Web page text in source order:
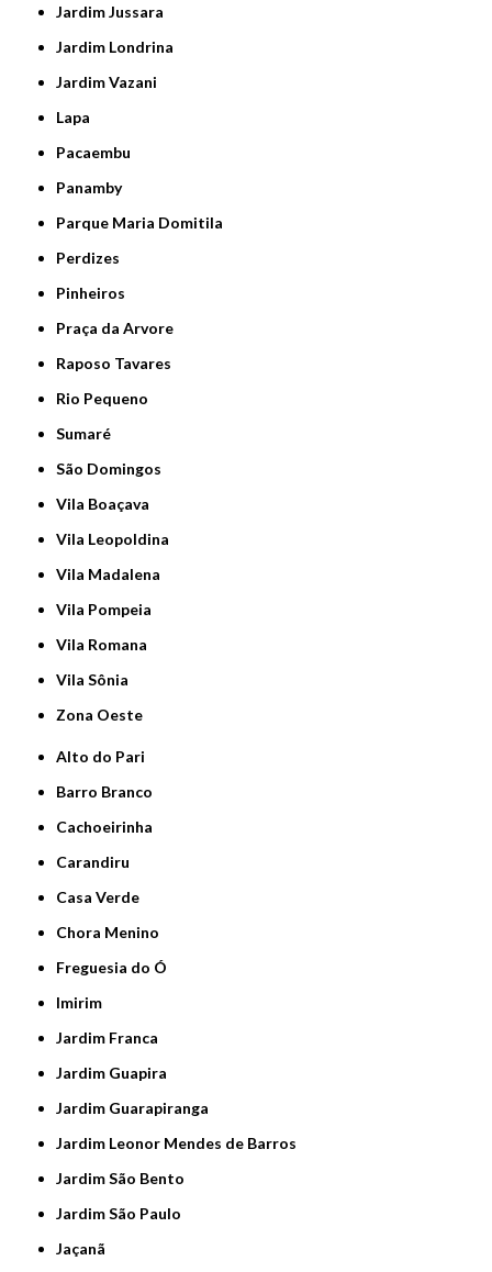
Jardim Jussara
Jardim Londrina
Jardim Vazani
Lapa
Pacaembu
Panamby
Parque Maria Domitila
Perdizes
Pinheiros
Praça da Arvore
Raposo Tavares
Rio Pequeno
Sumaré
São Domingos
Vila Boaçava
Vila Leopoldina
Vila Madalena
Vila Pompeia
Vila Romana
Vila Sônia
Zona Oeste
Alto do Pari
Barro Branco
Cachoeirinha
Carandiru
Casa Verde
Chora Menino
Freguesia do Ó
Imirim
Jardim Franca
Jardim Guapira
Jardim Guarapiranga
Jardim Leonor Mendes de Barros
Jardim São Bento
Jardim São Paulo
Jaçanã